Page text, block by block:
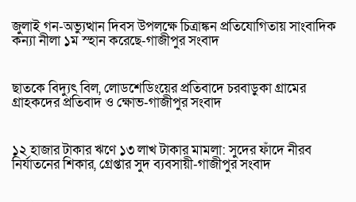
জুলাই গন-অভ্যুত্থান দিবস উপলক্ষে চিত্রাঙ্কন প্রতিযোগিতায় সাংবাদিক
কন্যা নীলা ১ম স্হান করেছে-গাজীপুর সংবাদ
ছাতকে বিদ্যুৎ বিল, লোডশেডিংয়ের প্রতিবাদে চরবাড়ুকা গ্রামের
গ্রাহকদের প্রতিবাদ ও ক্ষোভ-গাজীপুর সংবাদ
১২ হাজার টাকার ঋণে ১৩ লাখ টাকার মামলা: সুদের ফাঁদে নীরব
নির্যাতনের শিকার, গ্রেপ্তার সুদ ব্যবসায়ী-গাজীপুর সংবাদ